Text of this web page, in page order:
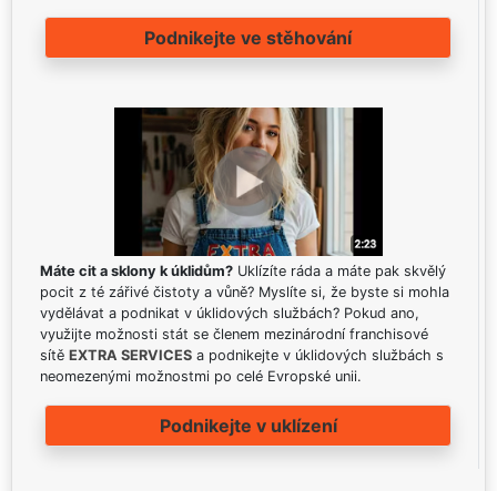
Podnikejte ve stěhování
Máte cit a sklony k úklidům? Uklízíte ráda a máte pak skvělý
pocit z té zářivé čistoty a vůně? Myslíte si, že byste si mohla
vydělávat a podnikat v úklidových službách? Pokud ano,
využijte možnosti stát se členem mezinárodní franchisové
sítě EXTRA SERVICES a podnikejte v úklidových službách s
neomezenými možnostmi po celé Evropské unii.
Podnikejte v uklízení